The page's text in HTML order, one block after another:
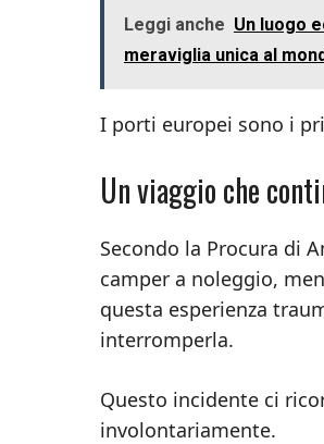
Leggi anche Un luogo
meraviglia unica al
I porti europei sono i
Un viaggio che
Secondo la Procura di
camper a noleggio,
questa esperienza
interromperla.
Questo incidente ci
involontariamente.